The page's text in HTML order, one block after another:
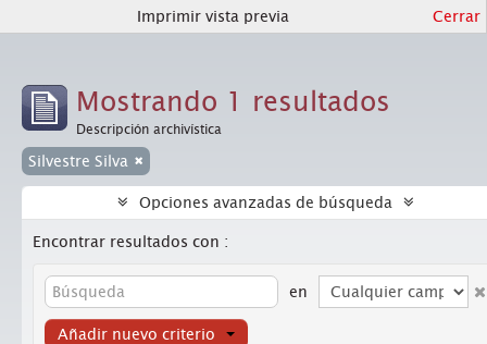
Imprimir vista previa Cerrar
Mostrando 1 resultados
Descripción archivística
Silvestre Silva
Opciones avanzadas de búsqueda
Encontrar resultados con :
en
Añadir nuevo criterio